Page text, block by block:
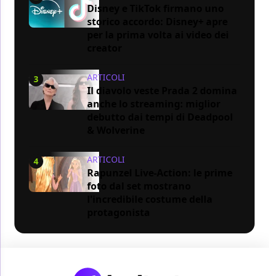
Disney e TikTok firmano uno
storico accordo: Disney+ apre
3 ARTICOLI
Il diavolo veste Prada 2 domina
anche lo streaming: miglior
4 ARTICOLI
Rapunzel Live-Action: le prime
foto dal set mostrano